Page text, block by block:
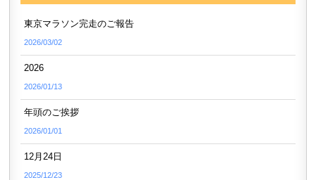
東京マラソン完走のご報告
2026/03/02
2026
2026/01/13
年頭のご挨拶
2026/01/01
12月24日
2025/12/23